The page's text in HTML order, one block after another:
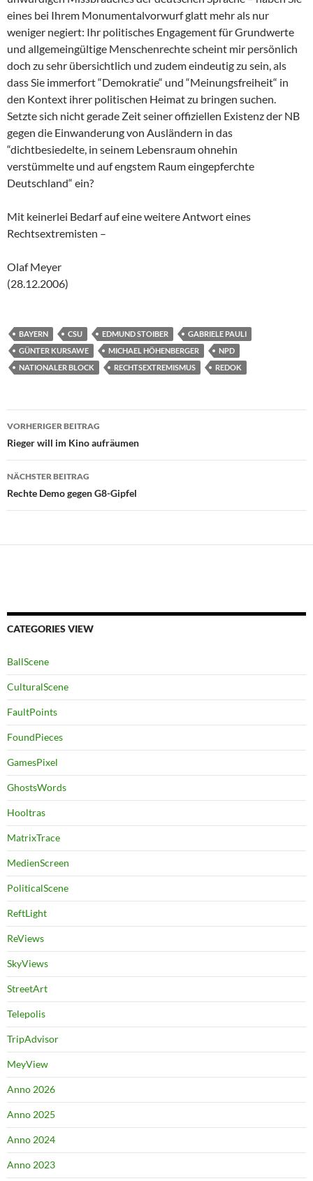
eines bei Ihrem Monumentalvorwurf glatt mehr als nur
weniger negiert: Ihr politisches Engagement für Grundwerte
und allgemeingültige Menschenrechte scheint mir persönlich
doch zu sehr übersichtlich und zudem eindeutig zu sein, als
dass Sie immerfort “Demokratie“ und “Meinungsfreiheit“ in
den Kontext ihrer politischen Heimat zu bringen suchen.
Setzte sich nicht gerade Zeit seiner offiziellen Existenz der NB
gegen die Einwanderung von Ausländern in das
“dichtbesiedelte, in seinem Lebensraum ohnehin
verstümmelte und auf engstem Raum eingepferchte
Deutschland“ ein?
Mit keinerlei Bedarf auf eine weitere Antwort eines
Rechtsextremisten –
Olaf Meyer
(28.12.2006)
BAYERN CSU EDMUND STOIBER
GABRIELE PAULI
GÜNTER KURSAWE
MICHAEL HÖHENBERGER
NPD
NATIONALER BLOCK
RECHTSEXTREMISMUS REDOK
Beitragsnavigation
VORHERIGER BEITRAG
Rieger will im Kino aufräumen
NÄCHSTER BEITRAG
Rechte Demo gegen G8-Gipfel
CATEGORIES VIEW
BallScene
CulturalScene
FaultPoints
FoundPieces
GamesPixel
GhostsWords
Hooltras
MatrixTrace
MedienScreen
PoliticalScene
ReftLight
ReViews
SkyViews
StreetArt
Telepolis
TripAdvisor
MeyView
Anno 2026
Anno 2025
Anno 2024
Anno 2023